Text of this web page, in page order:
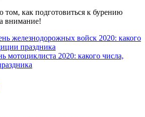
том, как подготовиться к бурению
внимание!
железнодорожных войск 2020: какого
праздника
мотоциклиста 2020: какого числа,